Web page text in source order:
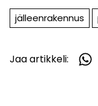
jälleenrakennus
Jaa artikkeli:
Jaa